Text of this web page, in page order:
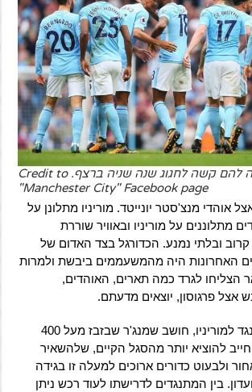
סיטי. יהיה להם קשה לחגוג שנה שניה ברצף. Credit to
"Manchester City" Facebook page
אוהדי מנצ'סטר יונייטד. מוריניו מתלונן על
מתלוננים על מוריניו ובאוויר שוררת
ובלתי נמנע. הכדורגל בצד האדום של
ב-3 השנים האחרונות היה מהמשעממים ביבשת ולמרות
הצליחו לגרד כמה תארים, האוהדים,
אצל פרגוסון, יוצאים מדעתם.
הרוב המוחלט מתנגד למוריניו, חושב שמנג'ר שבזבז מעל 400
חייב להוציא יותר מהסגל הקיים, שלהשאיר
ולבעוט כדורים ארוכים למעלה זו בגידה
בין המתנגדים לדרישתו לעוד רכש ניתן